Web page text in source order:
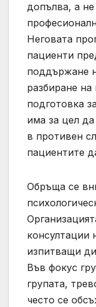
допълва, а
Неговата
пациенти
поддържане
разбиране на
подготовка
има за цел
в противен
пациентите
Обръща се
консултации
изпитващи
Във фокус
групата,
често се